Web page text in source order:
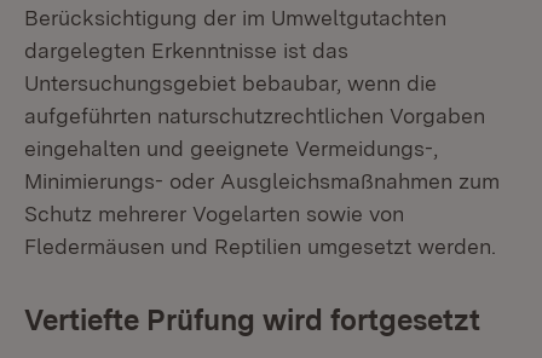
Berücksichtigung der im Umweltgutachten
dargelegten Erkenntnisse ist das
Untersuchungsgebiet bebaubar, wenn die
aufgeführten naturschutzrechtlichen Vorgaben
eingehalten und geeignete Vermeidungs-,
Minimierungs- oder Ausgleichsmaßnahmen zum
Schutz mehrerer Vogelarten sowie von
Fledermäusen und Reptilien umgesetzt werden.
Vertiefte Prüfung wird fortgesetzt